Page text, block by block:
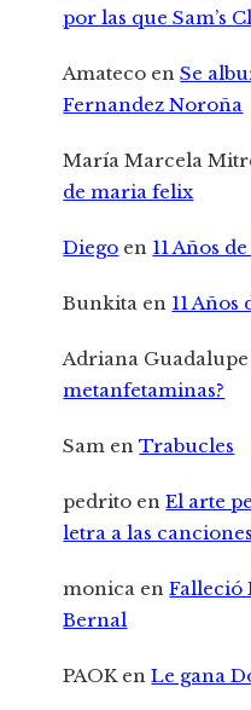
por las que Sam’s
Amateco enSe
Fernandez Noroña
María Marcela
de maria felix
Diego en 11 Años
Bunkita en 11
Adriana Guadalupe
metanfetaminas?
Sam enTrabucles
pedrito enEl arte
letra a las canciones
monica enFalleció
Bernal
PAOKenLe gana